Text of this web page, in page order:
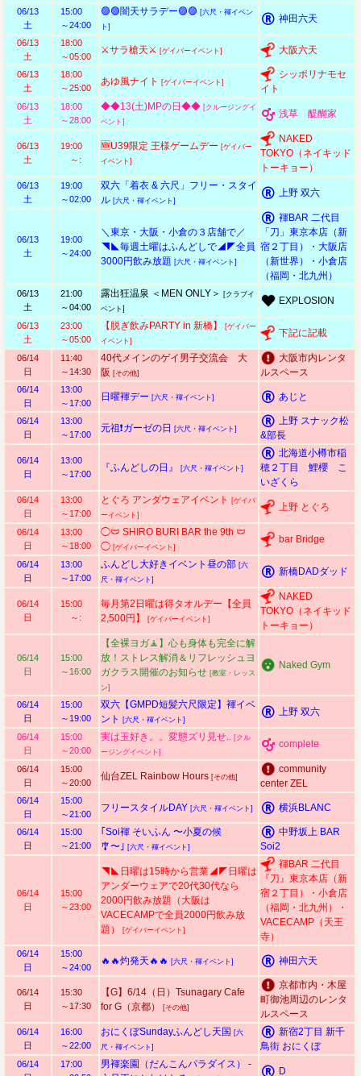
06/13
土
15:00
～24:00
🟣🟣闇天サラデー🟣🟣 [六尺・褌イベン
ト]
神田六天
06/13
土
18:00
～05:00
⚔️サラ槍天⚔️ [ゲイバーイベント] 大阪六天
06/13
土
18:00
～25:00
あゆ風ナイト [ゲイバーイベント]
シッポリナモセ
イト
06/13
土
18:00
～28:00
◆◆13(土)MPの日◆◆ [クルージングイ
ベント]
浅草 醍醐家
06/13
土
19:00
～:
🆕U39限定 王様ゲームデー [ゲイバー
イベント]
NAKED
TOKYO（ネイキッド
トーキョー）
06/13
土
19:00
～02:00
双六「着衣 & 六尺」フリー・スタイ
ル [六尺・褌イベント]
上野 双六
06/13
土
19:00
～24:00
＼東京・大阪・小倉の３店舗で／
◥◣毎週土曜はふんどしで◢◤全員
3000円飲み放題 [六尺・褌イベント]
褌BAR 二代目
「刀」東京本店（新
宿２丁目）・大阪店
（新世界）・小倉店
（福岡・北九州）
06/13
土
21:00
～04:00
露出狂温泉 ＜MEN ONLY＞
[クラブイ
ベント]
EXPLOSION
06/13
土
23:00
～05:00
【脱ぎ飲みPARTY in 新橋】
[ゲイバー
イベント]
下記に記載
06/14
日
11:40
～14:30
40代メインのゲイ男子交流会 大
阪 [その他]
大阪市内レンタ
ルスペース
06/14
日
13:00
～17:00
日曜褌デー [六尺・褌イベント] あじと
06/14
日
13:00
～17:00
元祖❗ガーゼの日 [六尺・褌イベント]
上野 スナック松
&部長
06/14
日
13:00
～17:00
『ふんどしの日』 [六尺・褌イベント]
北海道小樽市稲
穂２丁目 鯉櫻 こ
いざくら
06/14
日
13:00
～17:00
とぐろ アンダウェアイベント
[ゲイバ
ーイベント]
上野 とぐろ
06/14
日
13:00
～18:00
◯🩲 SHIRO BURI BAR the 9th 🩲
◯ [ゲイバーイベント]
bar Bridge
06/14
日
13:00
～17:00
ふんどし大好きイベント昼の部 [六
尺・褌イベント]
新橋DADダッド
06/14
日
15:00
～:
毎月第2日曜は得タオルデー【全員
2,500円】
[ゲイバーイベント]
NAKED
TOKYO（ネイキッド
トーキョー）
06/14
日
15:00
～16:00
【全裸ヨガ🧘】心も身体も完全に解
放！ストレス解消＆リフレッシュヨ
ガクラス開催のお知らせ [教室・レッス
ン]
Naked Gym
06/14
日
15:00
～19:00
双六【GMPD短髪六尺限定】褌イベ
ント
[六尺・褌イベント]
上野 双六
06/14
日
15:00
～20:00
実は玉好き。。変態ズリ見せ.. [クル
ージングイベント]
complete
06/14
日
15:00
～20:00
仙台ZEL Rainbow Hours [その他]
community
center ZEL
06/14
日
15:00
～21:00
フリースタイルDAY [六尺・褌イベント] 横浜BLANC
06/14
日
15:00
～21:00
｢Soi褌 そいふん 〜小夏の候
🎐〜｣ [六尺・褌イベント]
中野坂上 BAR
Soi2
06/14
日
15:00
～23:00
◥◣日曜は15時から営業◢◤日曜は
アンダーウェアで20代30代なら
2000円飲み放題（大阪は
VACECAMPで全員2000円飲み放
題）
[ゲイバーイベント]
褌BAR 二代目
『刀』東京本店（新
宿２丁目）・小倉店
（福岡・北九州）・
VACECAMP（天王
寺）
06/14
日
15:00
～24:00
🔥🔥灼発天🔥🔥 [六尺・褌イベント] 神田六天
06/14
日
15:30
～17:30
【G】6/14（日）Tsunagary Cafe
for G（京都）
[その他]
京都市内・木屋
町御池周辺のレンタ
ルスペース
06/14
日
16:00
～22:00
おにくぼSundayふんどし天国 [六
尺・褌イベント]
新宿2丁目 新千
鳥街 おにくぼ
06/14
17:00
男褌楽園（だんこんパラダイス） -
D